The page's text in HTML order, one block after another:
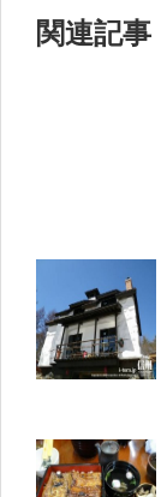
関連記事